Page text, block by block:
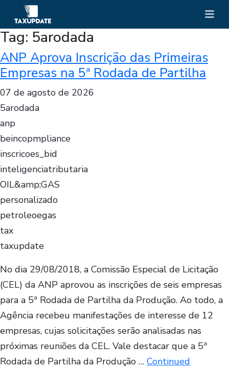
Tag: 5arodada
ANP Aprova Inscrição das Primeiras
Empresas na 5ª Rodada de Partilha
07 de agosto de 2026
5arodada
anp
beincopmpliance
inscricoes_bid
inteligenciatributaria
OIL&amp;GAS
personalizado
petroleoegas
tax
taxupdate
No dia 29/08/2018, a Comissão Especial de Licitação
(CEL) da ANP aprovou as inscrições de seis empresas
para a 5ª Rodada de Partilha da Produção. Ao todo, a
Agência recebeu manifestações de interesse de 12
empresas, cujas solicitações serão analisadas nas
próximas reuniões da CEL. Vale destacar que a 5ª
Rodada de Partilha da Produção … Continued